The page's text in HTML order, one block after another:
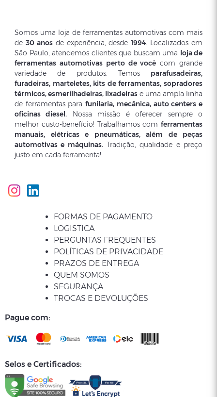
Somos uma loja de ferramentas automotivas com mais
de 30 anosde experiência, desde1994 . Localizados em
São Paulo, atendemos clientes que buscam uma loja de
ferramentas automotivas perto de você com grande
variedade de produtos. Temos parafusadeiras,
furadeiras, marteletes, kits de ferramentas, sopradores
térmicos, esmerilhadeiras, lixadeiras e uma ampla linha
de ferramentas parafunilaria, mecânica, auto centers e
oficinas diesel. Nossa missão é oferecer sempre o
melhor custo-benefício! Trabalhamos com ferramentas
manuais, elétricas e pneumáticas, além de peças
automotivas e máquinas.Tradição, qualidade e preço
justo em cada ferramenta!
FORMAS DE PAGAMENTO
LOGISTICA
PERGUNTAS FREQUENTES
POLÍTICAS DE PRIVACIDADE
PRAZOS DE ENTREGA
QUEM SOMOS
SEGURANÇA
TROCAS E DEVOLUÇÕES
Pague com:
Selos e Certificados: